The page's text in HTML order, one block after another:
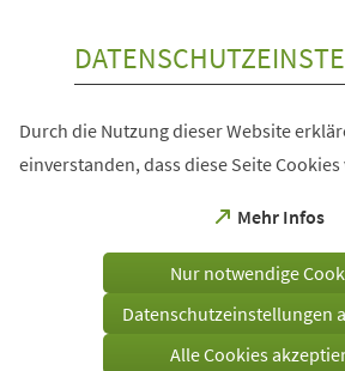
Durch die Nutzung dieser Website
einverstanden, dass diese Seite
Mehr Infos
(Öffnet
einem
Tab)
Nur notwendige
Datenschutzeinstellungen
Alle Cookies